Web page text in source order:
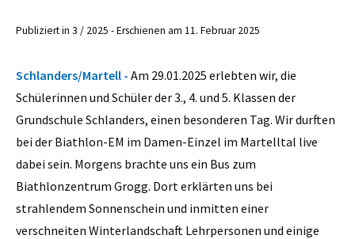
Publiziert in 3 / 2025 - Erschienen am 11. Februar 2025
Schlanders/Martell - Am 29.01.2025 erlebten wir, die
Schülerinnen und Schüler der 3., 4. und 5. Klassen der
Grundschule Schlanders, einen besonderen Tag. Wir durften
bei der Biathlon-EM im Damen-Einzel im Martelltal live
dabei sein. Morgens brachte uns ein Bus zum
Biathlonzentrum Grogg. Dort erklärten uns bei
strahlendem Sonnenschein und inmitten einer
verschneiten Winterlandschaft Lehrpersonen und einige